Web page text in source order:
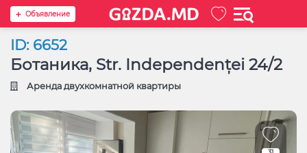
Oбъявление
ID: 6652
Ботаника, Str. Independenței 24/2
Аренда двухкомнатной квартиры